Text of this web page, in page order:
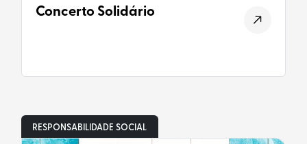
Concerto Solidário
RESPONSABILIDADE SOCIAL